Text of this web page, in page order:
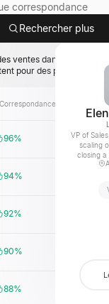
correspondance
Rechercher plus
ventes dans des
pour des postes
Correspondance
96%
94%
92%
90%
88%
VP of
scaling
closing a